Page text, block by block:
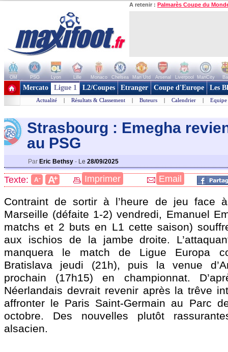
A retenir : Palmarès Coupe du
OM PSG Lyon Lille Monaco Chelsea Man Utd Arsenal Liverpool ManCity
+ de clubs
Mercato Ligue 1 L2/Coupes Etranger Coupe d'Europe Les
Actualité | Résultats & Classement | Buteurs | Calendrier | Equipe
Strasbourg : Emegha
au PSG
Par Eric Bethsy - Le 28/09/2025
Texte: A- A+ Imprimer Email
Contraint de sortir à l’heure de jeu face à
Marseille (défaite 1-2) vendredi, Emanuel
matchs et 2 buts en L1 cette saison)
aux ischios de la jambe droite.
manquera le match de Ligue Europa
Bratislava jeudi (21h), puis la venue
prochain (17h15) en championnat.
Néerlandais devrait revenir après la trêve
affronter le Paris Saint-Germain au Parc
octobre. Des nouvelles plutôt
alsacien.